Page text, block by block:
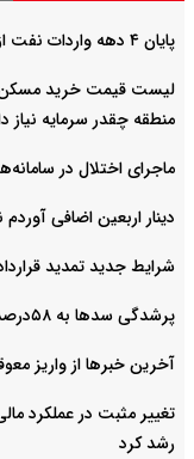
پایان ۴ دهه واردات نفت از عربستان؛ آمریکا به سراغ ونزوئلا رفت
منطقه چقدر سرمایه نیاز
ماجرای اختلال در
دینار اربعین اضافی
شرایط جدید تمدید
پرشدگی سدها به ۵۸درصد رسید
آخرین خبرها از واریز
رشد کرد